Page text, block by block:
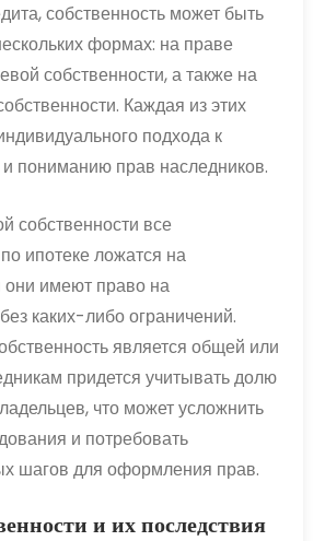
собственность может быть
формах: на праве
собственности, а также на
Каждая из этих
подхода к
пониманию прав наследников.
собственности все
ипотеке ложатся на
они имеют право на
каких-либо ограничений.
является общей или
придется учитывать долю
что может усложнить
и потребовать
шагов для оформления прав.
и их последствия